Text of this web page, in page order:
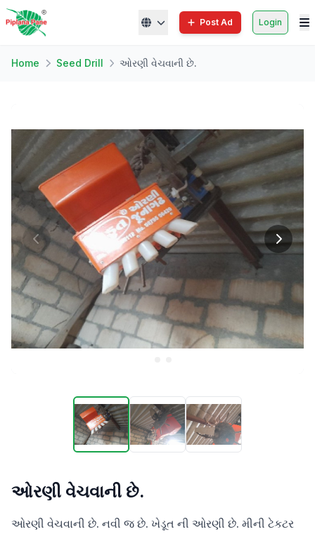
Post Ad Login
Home Seed Drill ઓરણી વેચવાની છે.
ઓરણી વેચવાની છે.
ઓરણી વેચવાની છે. નવી જ છે. ખેડૂત ની ઓરણી છે. મીની ટેકટર